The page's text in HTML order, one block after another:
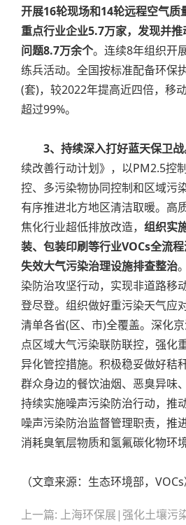
开展16轮现场和14轮远程空气质
重点行业企业5.7万家，发现并
问题8.7万余个。连续8年组织开
练兵活动。全国按标准配备环保
(套)，较2022年提高近四倍，移
超过99%。
3、持续深入打好蓝天保卫战
续改善行动计划》，以PM2.5控
控、多污染物协同控制和区域污
有序推进北方地区清洁取暖。高
焦化行业超低排放改造， 组织实
装、包装印刷等行业VOCs全流
失效大气污染治理设施排查整治
染防治攻坚行动，实现非道路移
登尽登。组织做好重污染天气应
清单各省(区、市)全覆盖。深化
点区域大气污染联防联控，强化
异化管控措施。积极稳妥做好秸
群众身边的餐饮油烟、恶臭异味
持续实施噪声污染防治行动，推
噪声污染防治监督管理职责，推
消耗臭氧层物质和氢氟碳化物环
（文章来源：生态环境部，
章